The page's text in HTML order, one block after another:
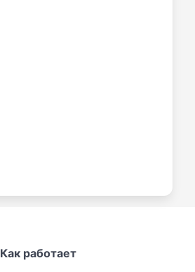
Как работает